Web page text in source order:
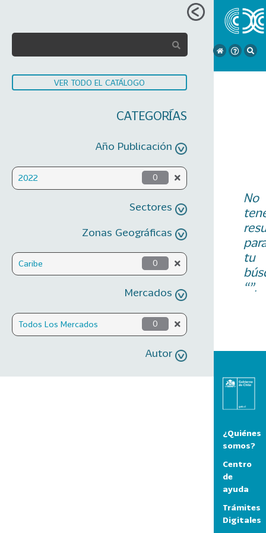
VER TODO EL CATÁLOGO
CATEGORÍAS
Año Publicación
2022 0
Sectores
Zonas Geográficas
Caribe 0
Mercados
Todos Los Mercados 0
Autor
No
tu
“”.
¿Quiénes
somos?
Centro
de
ayuda
Trámites
Digitales